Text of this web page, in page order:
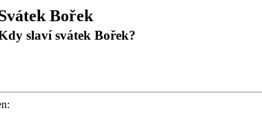
Bořek
slaví svátek Bořek?